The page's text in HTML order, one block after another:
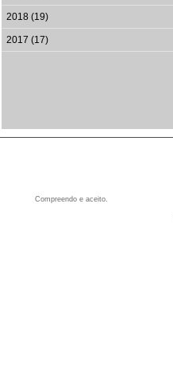
2018 (19)
2017 (17)
Compreendo e aceito.